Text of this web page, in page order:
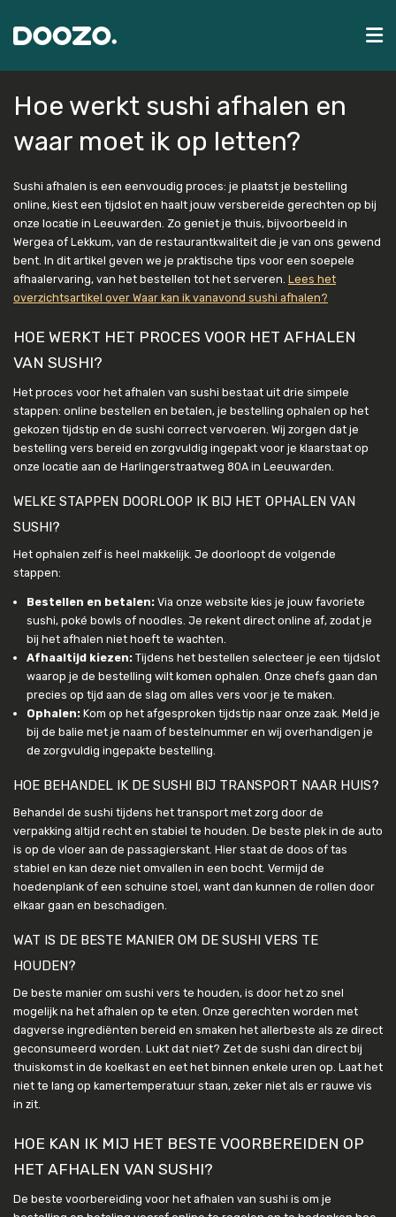
Hoe werkt sushi afhalen en
waar moet ik op letten?
Sushi afhalen is een eenvoudig proces: je plaatst je bestelling
online, kiest een tijdslot en haalt jouw versbereide gerechten op bij
onze locatie in Leeuwarden. Zo geniet je thuis, bijvoorbeeld in
Wergea of Lekkum, van de restaurantkwaliteit die je van ons gewend
bent. In dit artikel geven we je praktische tips voor een soepele
afhaalervaring, van het bestellen tot het serveren. Lees het
overzichtsartikel over Waar kan ik vanavond sushi afhalen?
HOE WERKT HET PROCES VOOR HET AFHALEN
VAN SUSHI?
Het proces voor het afhalen van sushi bestaat uit drie simpele
stappen: online bestellen en betalen, je bestelling ophalen op het
gekozen tijdstip en de sushi correct vervoeren. Wij zorgen dat je
bestelling vers bereid en zorgvuldig ingepakt voor je klaarstaat op
onze locatie aan de Harlingerstraatweg 80A in Leeuwarden.
WELKE STAPPEN DOORLOOP IK BIJ HET OPHALEN VAN
SUSHI?
Het ophalen zelf is heel makkelijk. Je doorloopt de volgende
stappen:
Bestellen en betalen: Via onze website kies je jouw favoriete
sushi, poké bowls of noodles. Je rekent direct online af, zodat je
bij het afhalen niet hoeft te wachten.
Afhaaltijd kiezen: Tijdens het bestellen selecteer je een tijdslot
waarop je de bestelling wilt komen ophalen. Onze chefs gaan dan
precies op tijd aan de slag om alles vers voor je te maken.
Ophalen: Kom op het afgesproken tijdstip naar onze zaak. Meld je
bij de balie met je naam of bestelnummer en wij overhandigen je
de zorgvuldig ingepakte bestelling.
HOE BEHANDEL IK DE SUSHI BIJ TRANSPORT NAAR HUIS?
Behandel de sushi tijdens het transport met zorg door de
verpakking altijd recht en stabiel te houden. De beste plek in de auto
is op de vloer aan de passagierskant. Hier staat de doos of tas
stabiel en kan deze niet omvallen in een bocht. Vermijd de
hoedenplank of een schuine stoel, want dan kunnen de rollen door
elkaar gaan en beschadigen.
WAT IS DE BESTE MANIER OM DE SUSHI VERS TE
HOUDEN?
De beste manier om sushi vers te houden, is door het zo snel
mogelijk na het afhalen op te eten. Onze gerechten worden met
dagverse ingrediënten bereid en smaken het allerbeste als ze direct
geconsumeerd worden. Lukt dat niet? Zet de sushi dan direct bij
thuiskomst in de koelkast en eet het binnen enkele uren op. Laat het
niet te lang op kamertemperatuur staan, zeker niet als er rauwe vis
in zit.
HOE KAN IK MIJ HET BESTE VOORBEREIDEN OP
HET AFHALEN VAN SUSHI?
De beste voorbereiding voor het afhalen van sushi is om je